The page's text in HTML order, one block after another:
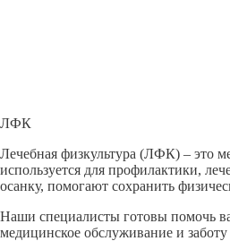
ЛФК
Лечебная физкультура (ЛФК) – это
используется для профилактики,
осанку, помогают сохранить
Наши специалисты готовы помочь
медицинское обслуживание и